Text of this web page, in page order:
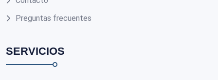
Preguntas frecuentes
SERVICIOS